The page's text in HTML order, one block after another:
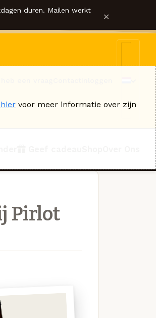
duren. Mailen werkt
×
Pirlot
voor meer informatie over zijn